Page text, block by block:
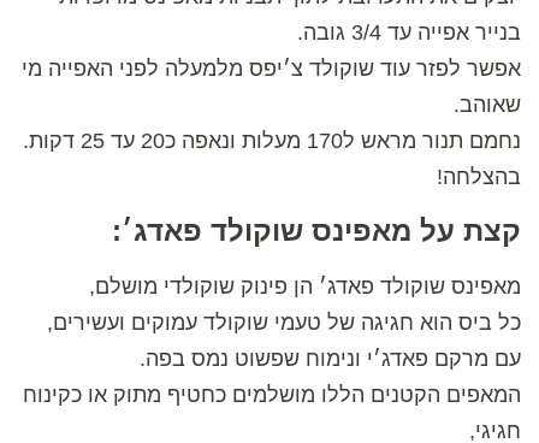
בנייר אפייה עד 3/4 גובה.
אפשר לפזר עוד שוקולד צ׳יפס מלמעלה לפני האפייה מי
שאוהב.
נחמם תנור מראש ל170 מעלות ונאפה כ20 עד 25 דקות.
בהצלחה!
קצת על מאפינס שוקולד פאדג׳:
מאפינס שוקולד פאדג׳ הן פינוק שוקולדי מושלם,
כל ביס הוא חגיגה של טעמי שוקולד עמוקים ועשירים,
עם מרקם פאדג׳י ונימוח שפשוט נמס בפה.
המאפים הקטנים הללו מושלמים כחטיף מתוק או כקינוח
חגיגי,